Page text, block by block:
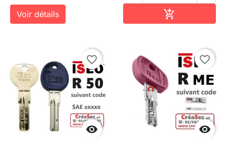
Voir détails 

favorite_border

favorite_border